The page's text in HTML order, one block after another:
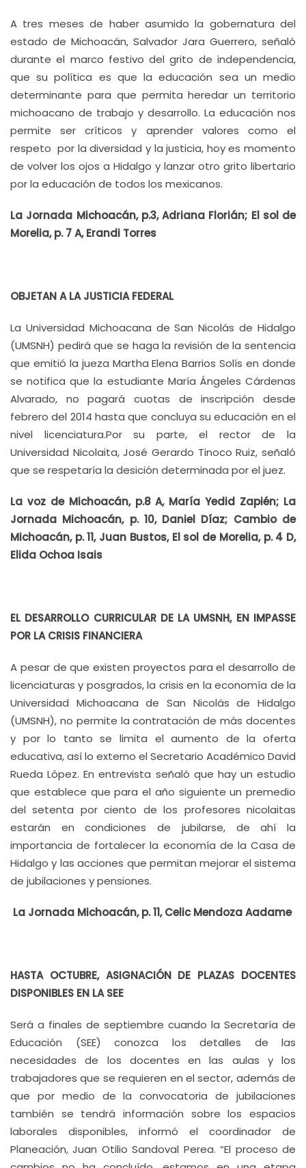
A tres meses de haber asumido la gobernatura del
estado de Michoacán, Salvador Jara Guerrero, señaló
durante el marco festivo del grito de independencia,
que su política es que la educación sea un medio
determinante para que permita heredar un territorio
michoacano de trabajo y desarrollo. La educación nos
permite ser críticos y aprender valores como el
respeto por la diversidad y la justicia, hoy es momento
de volver los ojos a Hidalgo y lanzar otro grito libertario
por la educación de todos los mexicanos.
La Jornada Michoacán, p.3, Adriana Florián; El sol de
Morelia, p. 7 A, Erandi Torres
OBJETAN A LA JUSTICIA FEDERAL
La Universidad Michoacana de San Nicolás de Hidalgo
(UMSNH) pedirá que se haga la revisión de la sentencia
que emitió la jueza Martha Elena Barrios Solís en donde
se notifica que la estudiante María Ángeles Cárdenas
Alvarado, no pagará cuotas de inscripción desde
febrero del 2014 hasta que concluya su educación en el
nivel licenciatura.Por su parte, el rector de la
Universidad Nicolaita, José Gerardo Tinoco Ruiz, señaló
que se respetaría la desición determinada por el juez.
La voz de Michoacán, p.8 A, María Yedid Zapién; La
Jornada Michoacán, p. 10, Daniel Díaz; Cambio de
Michoacán, p. 11, Juan Bustos, El sol de Morelia, p. 4 D,
Elida Ochoa Isais
EL DESARROLLO CURRICULAR DE LA UMSNH, EN IMPASSE
POR LA CRISIS FINANCIERA
A pesar de que existen proyectos para el desarrollo de
licenciaturas y posgrados, la crisis en la economía de la
Universidad Michoacana de San Nicolás de Hidalgo
(UMSNH), no permite la contratación de más docentes
y por lo tanto se limita el aumento de la oferta
educativa, así lo externo el Secretario Académico David
Rueda López. En entrevista señaló que hay un estudio
que establece que para el año siguiente un premedio
del setenta por ciento de los profesores nicolaitas
estarán en condiciones de jubilarse, de ahí la
importancia de fortalecer la economía de la Casa de
Hidalgo y las acciones que permitan mejorar el sistema
de jubilaciones y pensiones.
La Jornada Michoacán, p. 11, Celic Mendoza Aadame
HASTA OCTUBRE, ASIGNACIÓN DE PLAZAS DOCENTES
DISPONIBLES EN LA SEE
Será a finales de septiembre cuando la Secretaría de
Educación (SEE) conozca los detalles de las
necesidades de los docentes en las aulas y los
trabajadores que se requieren en el sector, además de
que por medio de la convocatoria de jubilaciones
también se tendrá información sobre los espacios
laborales disponibles, informó el coordinador de
Planeación, Juan Otilio Sandoval Perea. “El proceso de